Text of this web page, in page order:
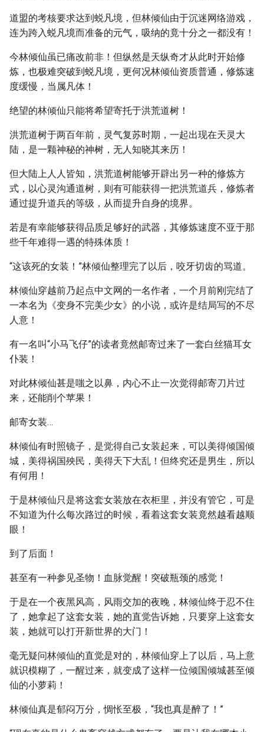
道盟的考核要求达到蜕凡境，但林倾仙由于沉迷网络游戏，
连为跨入蜕凡境而准备的元气，吸纳的竟十分之一都没有！
今林倾仙虽已痛改前非！但纵然是天纵奇才从此时开始修
炼，也极难突破到蜕凡境，更何况林倾仙资质普通，修炼速
度缓慢，当属凡体！
绝望的林倾仙只能将希望寄托于洪荒道树！
洪荒道树于两百年前，灵气复苏时期，一起出现在天灵大
陆，是一颗神秘的神树，无人知晓其来历！
但大陆上人人皆知，洪荒道树能够开辟出另一种的修炼方
式，以心灵沟通道树，则有可能获得一把洪荒道兵，修炼者
通过提升道兵的等级，从而提升自身的境界。
若是有幸能够获得品质足够好的武器，其修炼速度不亚于那
些千年难得一遇的特殊体质！
“这该死的女装！”林倾仙整理完了以后，咬牙切齿的骂道。
林倾仙穿越前乃起点中文网的一名作者，一个月前刚完结了
一本名为《变身不完美少女》的小说，或许是结局写的不尽
人意！
有一名叫“小马飞仔”的读者竟然邮寄过来了一套白丝猫耳女
仆装！
对此林倾仙甚是嗤之以鼻，内心不止一次觉得邮寄刀片过
来，还能削个苹果！
邮寄女装…
林倾仙有时照镜子，是觉得自己女装起来，可以美得倾国倾
城，美得祸国殃民，美得天下大乱！但终究还是男生，所以
有何用！
于是林倾仙只是将这套女装放在衣柜里，并没有管它，可是
不知道为什么每次路过的时候，看着这套女装竟然越看越顺
眼！
到了后面！
甚至有一种参见圣物！血脉觉醒！突破瓶颈的感觉！
于是在一个夜黑风高，风雨交加的夜晚，林倾仙终于忍不住
了，她拿起了这套女装，她的直觉告诉她，只要穿上这套女
装，她就可以打开新世界的大门！
毫无疑问林倾仙的直觉是对的，林倾仙穿上了以后，马上意
就识模糊了，一醒过来，就变成了这样一位倾国倾城甚至倾
仙的小萝莉！
林倾仙真是郁闷万分，惆怅至极，“我也真是醉了！”